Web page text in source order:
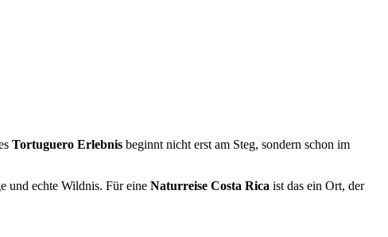
Tortuguero Erlebnis beginnt nicht erst am Steg, sondern schon im
und echte Wildnis. Für eine Naturreise Costa Rica ist das ein Ort, der